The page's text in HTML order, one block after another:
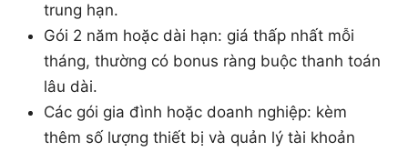
trung hạn.
Gói 2 năm hoặc dài hạn: giá thấp nhất mỗi
tháng, thường có bonus ràng buộc thanh toán
lâu dài.
Các gói gia đình hoặc doanh nghiệp: kèm
thêm số lượng thiết bị và quản lý tài khoản